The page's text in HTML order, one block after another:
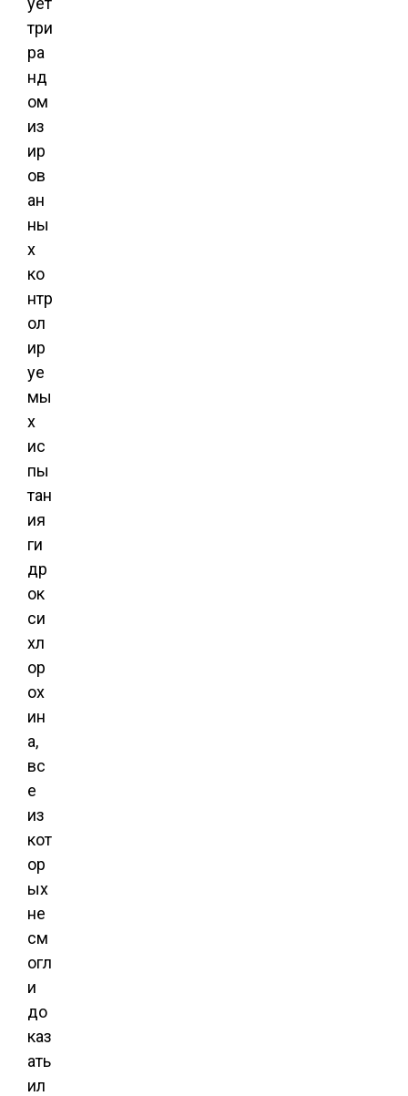
три
ра
нд
ом
из
ир
ов
ан
ны
х
ко
нтр
ол
ир
уе
мы
х
ис
пы
тан
ия
ги
др
ок
си
хл
ор
ох
ин
а,
вс
е
из
кот
ор
ых
не
см
огл
и
до
каз
ать
ил